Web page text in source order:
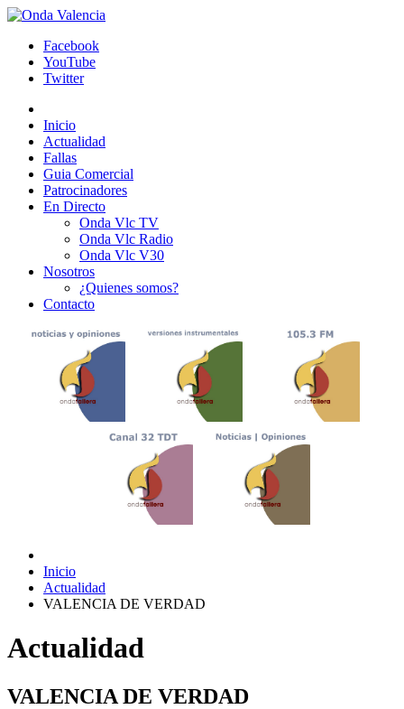
Facebook
YouTube
Twitter
Inicio
Actualidad
Fallas
Guia Comercial
Patrocinadores
En Directo
Onda Vlc TV
Onda Vlc Radio
Onda Vlc V30
Nosotros
¿Quienes somos?
Contacto
Inicio
Actualidad
VALENCIA DE VERDAD
Actualidad
VALENCIA DE VERDAD